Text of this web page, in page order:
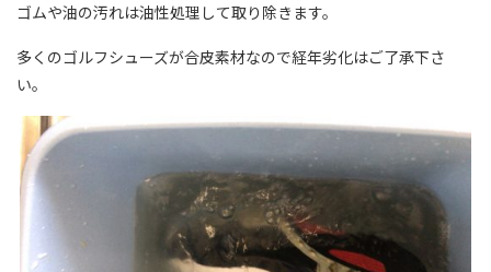
ゴムや油の汚れは油性処理して取り除きます。
多くのゴルフシューズが合皮素材なので経年劣化はご了承下さ
い。